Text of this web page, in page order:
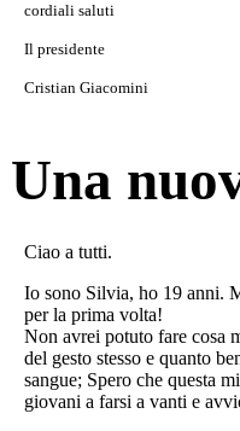
cordiali saluti
Il presidente
Cristian Giacomini
Una
Ciao a tutti.
Io sono Silvia, ho 19 anni.
per la prima volta!
Non avrei potuto fare cosa
del gesto stesso e quanto
sangue; Spero che questa
giovani a farsi a vanti e